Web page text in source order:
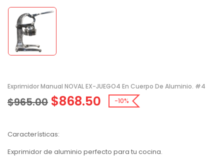
Exprimidor Manual NOVAL EX-JUEGO4 En Cuerpo De Aluminio. #4
$965.00 $868.50 -10%
Características:
Exprimidor de aluminio perfecto para tu cocina.